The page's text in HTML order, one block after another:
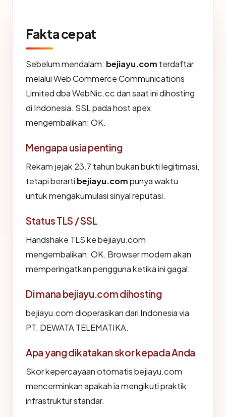
Fakta cepat
Sebelum mendalam: bejiayu.com terdaftar
melalui Web Commerce Communications
Limited dba WebNic.cc dan saat ini dihosting
di Indonesia. SSL pada host apex
mengembalikan: OK.
Mengapa usia penting
Rekam jejak 23.7 tahun bukan bukti legitimasi,
tetapi berarti bejiayu.compunya waktu
untuk mengakumulasi sinyal reputasi.
Status TLS / SSL
Handshake TLS ke bejiayu.com
mengembalikan: OK. Browser modern akan
memperingatkan pengguna ketika ini gagal.
Di mana bejiayu.com dihosting
bejiayu.com dioperasikan dari Indonesia via
PT. DEWATA TELEMATIKA.
Apa yang dikatakan skor kepada Anda
Skor kepercayaan otomatis bejiayu.com
mencerminkan apakah ia mengikuti praktik
infrastruktur standar.